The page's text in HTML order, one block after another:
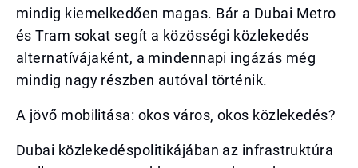
mindig kiemelkedően magas. Bár a Dubai Metro
és Tram sokat segít a közösségi közlekedés
alternatívájaként, a mindennapi ingázás még
mindig nagy részben autóval történik.
A jövő mobilitása: okos város, okos közlekedés?
Dubai közlekedéspolitikájában az infrastruktúra